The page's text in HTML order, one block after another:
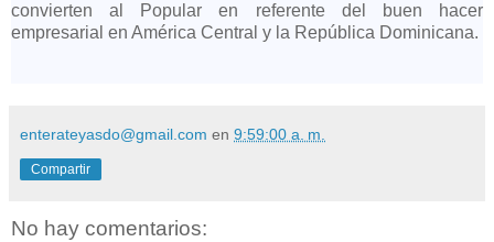
convierten al Popular en referente del buen hacer
empresarial en América Central y la República Dominicana.
enterateyasdo@gmail.com en 9:59:00 a. m.
Compartir
No hay comentarios: